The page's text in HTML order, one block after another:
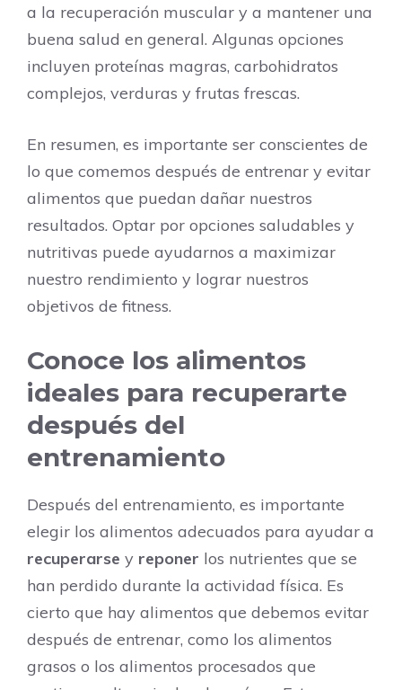
a la recuperación muscular y a mantener una
buena salud en general. Algunas opciones
incluyen proteínas magras, carbohidratos
complejos, verduras y frutas frescas.
En resumen, es importante ser conscientes de
lo que comemos después de entrenar y evitar
alimentos que puedan dañar nuestros
resultados. Optar por opciones saludables y
nutritivas puede ayudarnos a maximizar
nuestro rendimiento y lograr nuestros
objetivos de fitness.
Conoce los alimentos
ideales para recuperarte
después del
entrenamiento
Después del entrenamiento, es importante
elegir los alimentos adecuados para ayudar a
recuperarse y reponer los nutrientes que se
han perdido durante la actividad física. Es
cierto que hay alimentos que debemos evitar
después de entrenar, como los alimentos
grasos o los alimentos procesados que